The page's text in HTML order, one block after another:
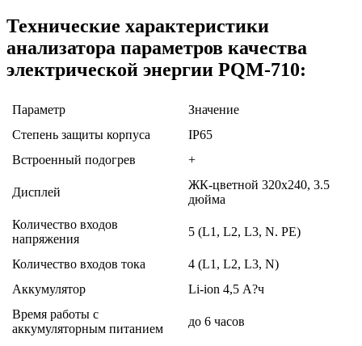
Технические характеристики
анализатора параметров качества
электрической энергии PQM-710:
Параметр
Значение
Степень защиты корпуса
IP65
Встроенный подогрев
+
Дисплей
ЖК-цветной 320x240, 3.5
дюйма
Количество входов
напряжения
5 (L1, L2, L3, N. PE)
Количество входов тока
4 (L1, L2, L3, N)
Аккумулятор
Li-ion 4,5 А?ч
Время работы с
аккумуляторным питанием
до 6 часов